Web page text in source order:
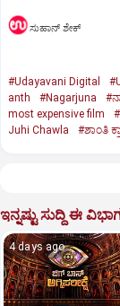
ಸುಹಾನ್‌ ಶೇಕ್‌
#Udayavani Digital
anth
#Nagarjuna
most expensive film
Juhi Chawla
#ಶಾಂತಿ
ಇನ್ನಷ್ಟು ಸುದ್ದಿ ಈ
4 days ago